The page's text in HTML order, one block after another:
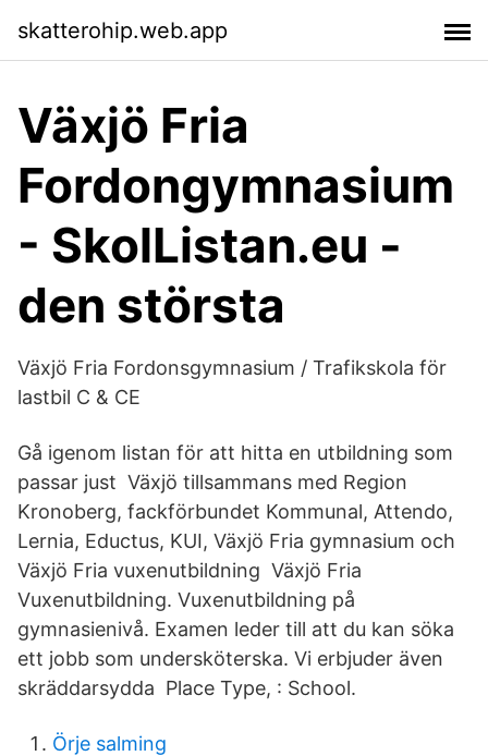
skatterohip.web.app
Växjö Fria
Fordongymnasium
- SkolListan.eu -
den största
Växjö Fria Fordonsgymnasium / Trafikskola för
lastbil C & CE
Gå igenom listan för att hitta en utbildning som
passar just Växjö tillsammans med Region
Kronoberg, fackförbundet Kommunal, Attendo,
Lernia, Eductus, KUI, Växjö Fria gymnasium och
Växjö Fria vuxenutbildning Växjö Fria
Vuxenutbildning. Vuxenutbildning på
gymnasienivå. Examen leder till att du kan söka
ett jobb som undersköterska. Vi erbjuder även
skräddarsydda Place Type, : School.
Örje salming